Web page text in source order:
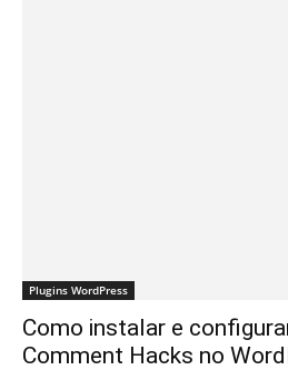
Plugins WordPress
Como instalar e
Comment Hacks no